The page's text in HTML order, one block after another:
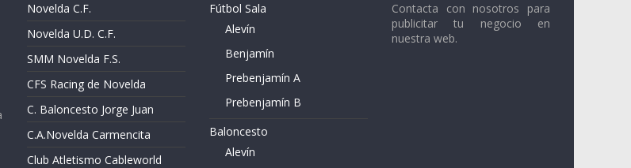
Novelda C.F.
Novelda U.D. C.F.
SMM Novelda F.S.
CFS Racing de Novelda
C. Baloncesto Jorge Juan
C.A.Novelda Carmencita
Club Atletismo Cableworld
Fútbol Sala
Alevín
Benjamín
Prebenjamín A
Prebenjamín B
Baloncesto
Alevín
Contacta con nosotros para
publicitar tu negocio en
nuestra web.